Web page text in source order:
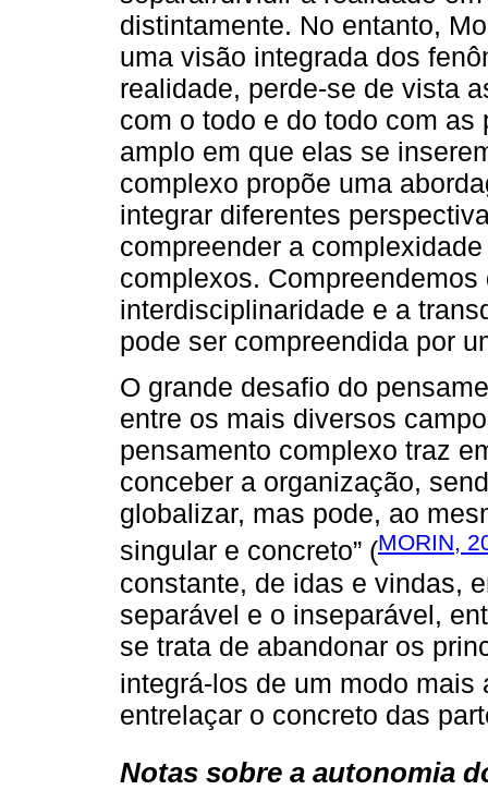
distintamente. No entanto,
uma visão integrada dos
realidade, perde-se de vista
com o todo e do todo com
amplo em que elas se
complexo propõe uma
integrar diferentes
compreender a
complexos.
interdisciplinaridade e a
pode ser compreendida por
O grande desafio do
entre os mais diversos
pensamento complexo traz
conceber a organização,
globalizar, mas pode, ao
singular e concreto” (MORIN,
constante, de idas e vindas,
separável e o inseparável,
se trata de abandonar os
integrá-los de um modo mais
entrelaçar o concreto das
Notas sobre a autonomia